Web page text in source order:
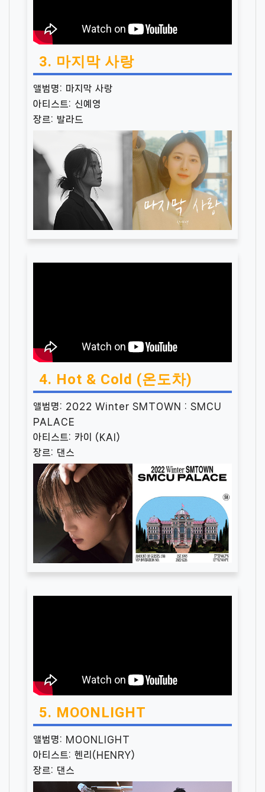
3. 마지막 사랑
앨범명: 마지막 사랑
아티스트: 신예영
장르: 발라드
4. Hot & Cold (온도차)
앨범명: 2022 Winter SMTOWN : SMCU
PALACE
아티스트: 카이 (KAI)
장르: 댄스
5. MOONLIGHT
앨범명: MOONLIGHT
아티스트: 헨리(HENRY)
장르: 댄스